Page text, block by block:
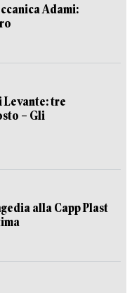
Adami:
Levante: tre
– Gli
alla Capp Plast